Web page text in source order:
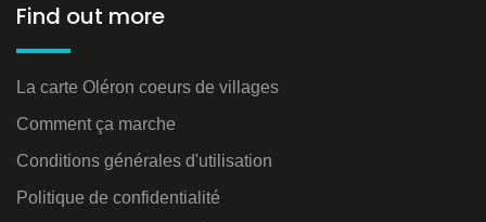
Find out more
La carte Oléron coeurs de villages
Comment ça marche
Conditions générales d'utilisation
Politique de confidentialité